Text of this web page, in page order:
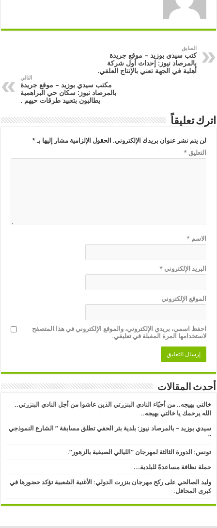
السابق
كتب سيدي بوزيد – موقع جريدة
بالمرصاد نيوز: إحداث أول شركة
أهلية في الجهة تعني بالإنتاج العلفي.
التالي
مكتب سيدي بوزيد – موقع جريدة
بالمرصاد نيوز: سكان حي البراهمية
يطالبون بتعبيد طرقات حيهم .
اترك تعليقاً
لن يتم نشر عنوان بريدك الإلكتروني. الحقول الإلزامية مشار إليها بـ*
التعليق*
الاسم*
البريد الإلكتروني*
الموقع الإلكتروني
احفظ اسمي، بريدي الإلكتروني، والموقع الإلكتروني في هذا المتصفح
لاستخدامها المرة المقبلة في تعليقي.
أحدث المقالات
خالتي بهيجه.. من أحبّاء النادي البنزرتي الذين عاشوا من أجل النادي البنزرتي..
الله يرحمك يا خالتي بهيجه..
سيدي بوزيد – بالمرصاد نيوز: بلدية بئر الحفي تطلق مسابقة ” الشارع النموذجي
” ​
تونس: الدورة الثالثة لمهرجان “الليالي الصيفية بالزهور”.
حملة نظافة مساعدةً للبلدية…
وليد الصالحي على ركح مهرجان بنزرت الدولي: الأغنية الشعبية تؤكد حضورها في
كبرى المحافل.